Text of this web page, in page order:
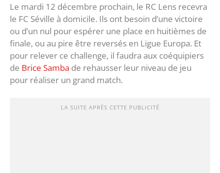
Le mardi 12 décembre prochain, le RC Lens recevra
le FC Séville à domicile. Ils ont besoin d’une victoire
ou d’un nul pour espérer une place en huitièmes de
finale, ou au pire être reversés en Ligue Europa. Et
pour relever ce challenge, il faudra aux coéquipiers
de Brice Samba de rehausser leur niveau de jeu
pour réaliser un grand match.
LA SUITE APRÈS CETTE PUBLICITÉ